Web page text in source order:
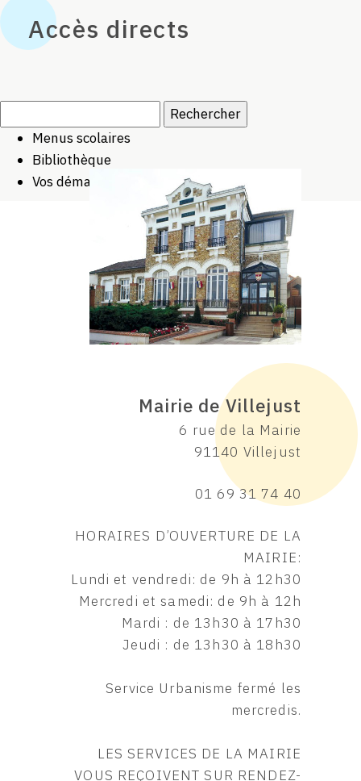
Accès directs
Menus scolaires
Bibliothèque
Vos démarches
Mairie de Villejust
6 rue de la Mairie
91140 Villejust
01 69 31 74 40
HORAIRES D’OUVERTURE DE LA
MAIRIE:
Lundi et vendredi: de 9h à 12h30
Mercredi et samedi: de 9h à 12h
Mardi : de 13h30 à 17h30
Jeudi : de 13h30 à 18h30
Service Urbanisme fermé les
mercredis.
LES SERVICES DE LA MAIRIE
VOUS REÇOIVENT SUR RENDEZ-